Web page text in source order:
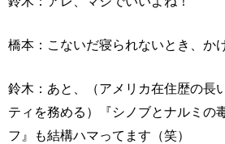
橋本：こないだ寝られないとき、か
鈴木：あと、（アメリカ在住歴の長
ティを務める）『シノブとナルミの
フ』も結構ハマってます（笑）